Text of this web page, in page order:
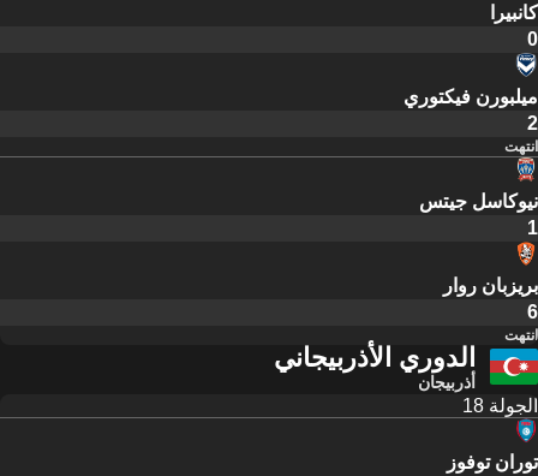
كانبيرا
0
ميلبورن فيكتوري
2
انتهت
نيوكاسل جيتس
1
بريزبان روار
6
انتهت
الدوري الأذربيجاني
أذربيجان
الجولة 18
توران توفوز